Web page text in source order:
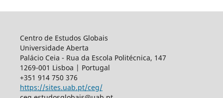
Centro de Estudos Globais
Universidade Aberta
Palácio Ceia - Rua da Escola Politécnica, 147
1269-001 Lisboa | Portugal
+351 914 750 376
https://sites.uab.pt/ceg/